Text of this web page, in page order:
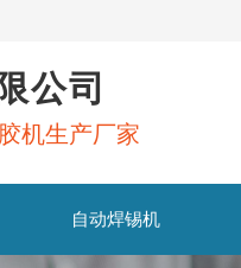
公司
机生产厂家
自动焊锡机